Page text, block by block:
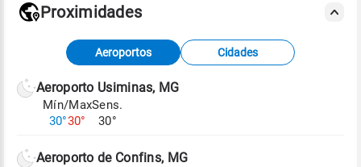
Fonte: dados combinados de estações
meteorológicas e satélite do Centro de Previsão
de Tempo e Estudos Climáticos (CPTEC).
Para obter mais informações sobre os dados
Proximidades
Aeroportos Cidades
Aeroporto Usiminas, MG
Mín/Max
30°30°
Sens.
30°
Aeroporto de Confins, MG